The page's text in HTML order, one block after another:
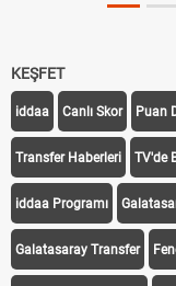
KEŞFET
iddaa Canlı Skor Puan
Transfer Haberleri TV'de
iddaa Programı
Galatasaray Transfer